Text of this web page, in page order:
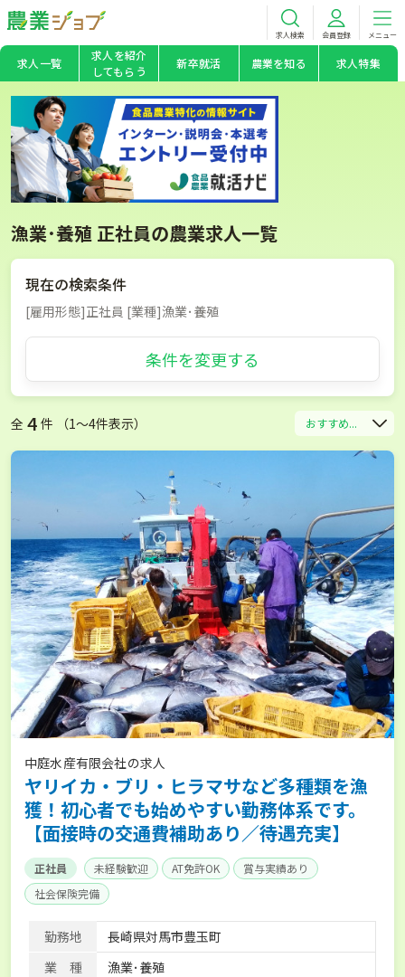
求人検索 会員登録 メニュー
求人一覧
求人を紹介
してもらう
新卒就活 農業を知る 求人特集
漁業･養殖 正社員の農業求人一覧
現在の検索条件
[雇用形態]正社員 [業種]漁業･養殖
条件を変更する
全 4 件 （1〜4件表示） おすすめ...
中庭水産有限会社の求人
ヤリイカ・ブリ・ヒラマサなど多種類を漁
獲！初心者でも始めやすい勤務体系です。
【面接時の交通費補助あり／待遇充実】
正社員 未経験歓迎 AT免許OK
賞与実績あり
社会保険完備
勤務地
長崎県対馬市豊玉町
業 種
漁業･養殖